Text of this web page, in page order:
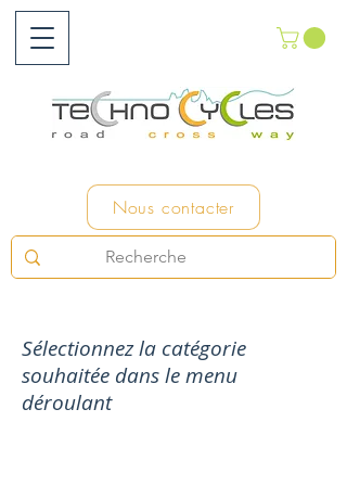
Nous contacter
Sélectionnez la catégorie
souhaitée dans le menu
déroulant